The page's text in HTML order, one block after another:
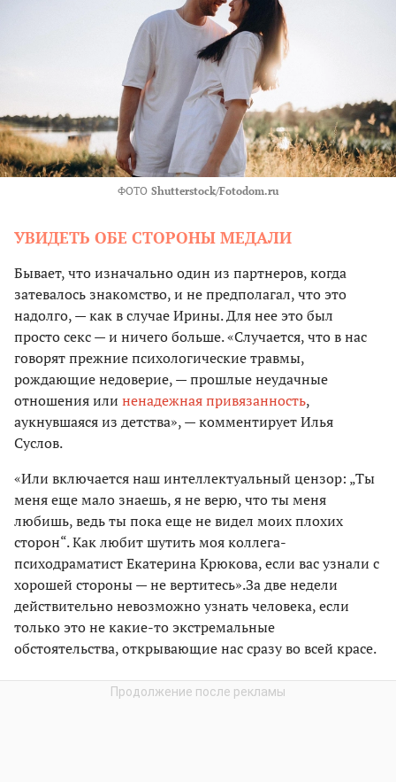
ФОТО Shutterstock/Fotodom.ru
УВИДЕТЬ ОБЕ СТОРОНЫ МЕДАЛИ
Бывает, что изначально один из партнеров, когда
затевалось знакомство, и не предполагал, что это
надолго, — как в случае Ирины. Для нее это был
просто секс — и ничего больше. «Случается, что в нас
говорят прежние психологические травмы,
рождающие недоверие, — прошлые неудачные
отношения или ненадежная привязанность,
аукнувшаяся из детства», — комментирует Илья
Суслов.
«Или включается наш интеллектуальный цензор: „Ты
меня еще мало знаешь, я не верю, что ты меня
любишь, ведь ты пока еще не видел моих плохих
сторон“. Как любит шутить моя коллега-
психодраматист Екатерина Крюкова, если вас узнали с
хорошей стороны — не вертитесь».За две недели
действительно невозможно узнать человека, если
только это не какие-то экстремальные
обстоятельства, открывающие нас сразу во всей красе.